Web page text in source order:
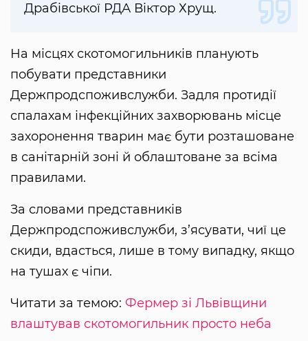
Драбівської РДА Віктор Хрущ.
На місцях скотомогильників планують
побувати представники
Держпродспоживслужби. Задля протидії
спалахам інфекційних захворювань місце
захоронення тварин має бути розташоване
в санітарній зоні й облаштоване за всіма
правилами.
За словами представників
Держпродспоживслужби, з’ясувати, чиї це
скиди, вдасться, лише в тому випадку, якщо
на тушах є чіпи.
Читати за темою: Фермер зі Львівщини
влаштував скотомогильник просто неба